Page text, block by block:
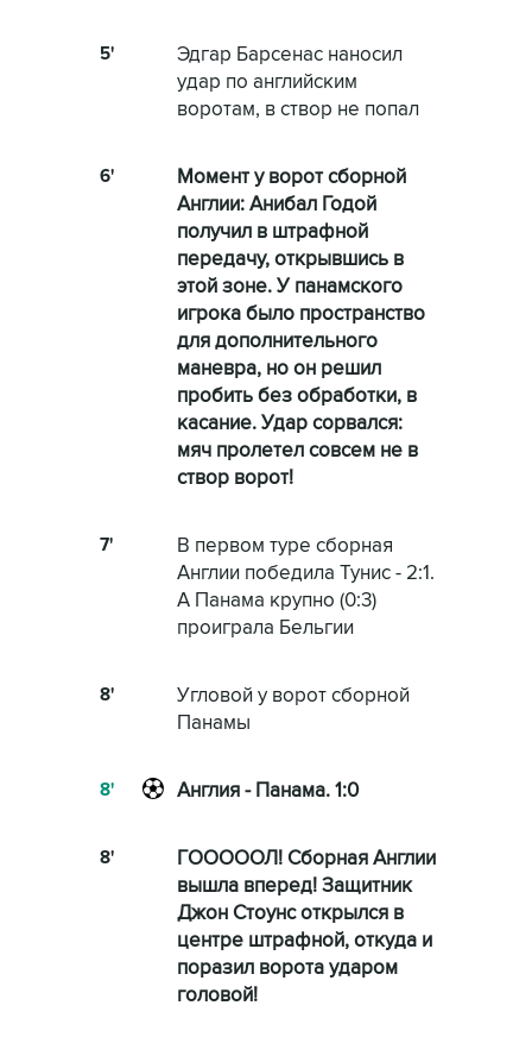
5'
Эдгар Барсенас наносил
удар по английским
воротам, в створ не попал
6'
Момент у ворот сборной
Англии: Анибал Годой
получил в штрафной
передачу, открывшись в
этой зоне. У панамского
игрока было пространство
для дополнительного
маневра, но он решил
пробить без обработки, в
касание. Удар сорвался:
мяч пролетел совсем не в
створ ворот!
7'
В первом туре сборная
Англии победила Тунис - 2:1.
А Панама крупно (0:3)
проиграла Бельгии
8'
Угловой у ворот сборной
Панамы
8' Англия - Панама. 1:0
8'
ГОООООЛ! Сборная Англии
вышла вперед! Защитник
Джон Стоунс открылся в
центре штрафной, откуда и
поразил ворота ударом
головой!